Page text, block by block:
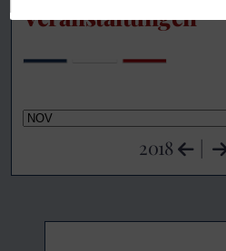
Veranstaltungen
2018 |